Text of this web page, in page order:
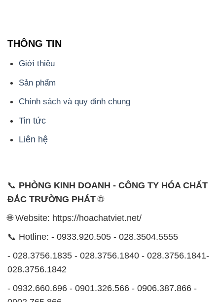
Chính sách và quy định chung
Tin tức
Liên hệ
📞
PHÒNG KINH DOANH - CÔNG TY HÓA CHẤT
ĐẮC TRƯỜNG PHÁT
- 028.3756.1835 - 028.3756.1840 - 028.3756.1841-
0902.765.866
📧 Email: hoachat@dactruongphat.vn
ĐỊA CHỈ